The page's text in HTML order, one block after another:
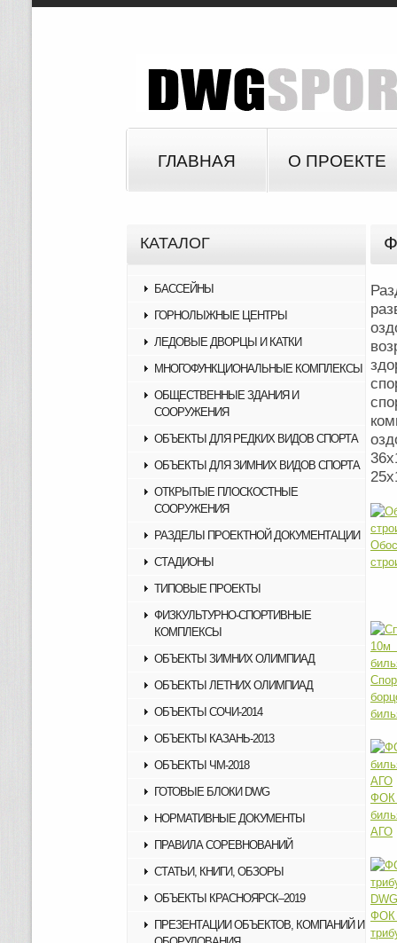
ГЛАВНАЯ О ПРОЕКТЕ
КАТАЛОГ
БАССЕЙНЫ
ГОРНОЛЫЖНЫЕ ЦЕНТРЫ
ЛЕДОВЫЕ ДВОРЦЫ И КАТКИ
МНОГОФУНКЦИОНАЛЬНЫЕ КОМПЛЕКСЫ
ОБЩЕСТВЕННЫЕ ЗДАНИЯ И
СООРУЖЕНИЯ
ОБЪЕКТЫ ДЛЯ РЕДКИХ ВИДОВ СПОРТА
ОБЪЕКТЫ ДЛЯ ЗИМНИХ ВИДОВ СПОРТА
ОТКРЫТЫЕ ПЛОСКОСТНЫЕ
СООРУЖЕНИЯ
РАЗДЕЛЫ ПРОЕКТНОЙ ДОКУМЕНТАЦИИ
СТАДИОНЫ
ТИПОВЫЕ ПРОЕКТЫ
ФИЗКУЛЬТУРНО-СПОРТИВНЫЕ
КОМПЛЕКСЫ
ОБЪЕКТЫ ЗИМНИХ ОЛИМПИАД
ОБЪЕКТЫ ЛЕТНИХ ОЛИМПИАД
ОБЪЕКТЫ СОЧИ-2014
ОБЪЕКТЫ КАЗАНЬ-2013
ОБЪЕКТЫ ЧМ-2018
ГОТОВЫЕ БЛОКИ DWG
НОРМАТИВНЫЕ ДОКУМЕНТЫ
ПРАВИЛА СОРЕВНОВАНИЙ
СТАТЬИ, КНИГИ, ОБЗОРЫ
ОБЪЕКТЫ КРАСНОЯРСК–2019
ПРЕЗЕНТАЦИИ ОБЪЕКТОВ, КОМПАНИЙ И
АГО
ФОК